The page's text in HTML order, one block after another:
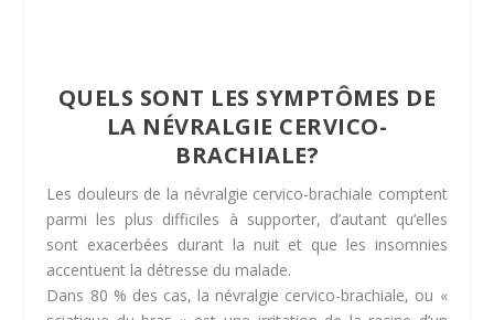
QUELS SONT LES SYMPTÔMES DE
LA NÉVRALGIE CERVICO-
BRACHIALE?
Les douleurs de la névralgie cervico-brachiale comptent
parmi les plus difficiles à supporter, d’autant qu’elles
sont exacerbées durant la nuit et que les insomnies
accentuent la détresse du malade.
Dans 80 % des cas, la névralgie cervico-brachiale, ou «